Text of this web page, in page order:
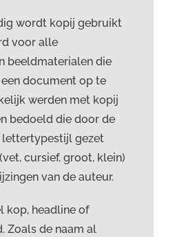
wordt kopij gebruikt
voor alle
beeldmaterialen die
document op te
werden met kopij
bedoeld die door de
lettertypestijl gezet
cursief, groot, klein)
van de auteur.
kop, headline of
Zoals de naam al